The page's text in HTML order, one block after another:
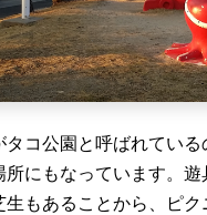
タコ公園と呼ばれてい
所にもなっています。
生もあることから、ピク